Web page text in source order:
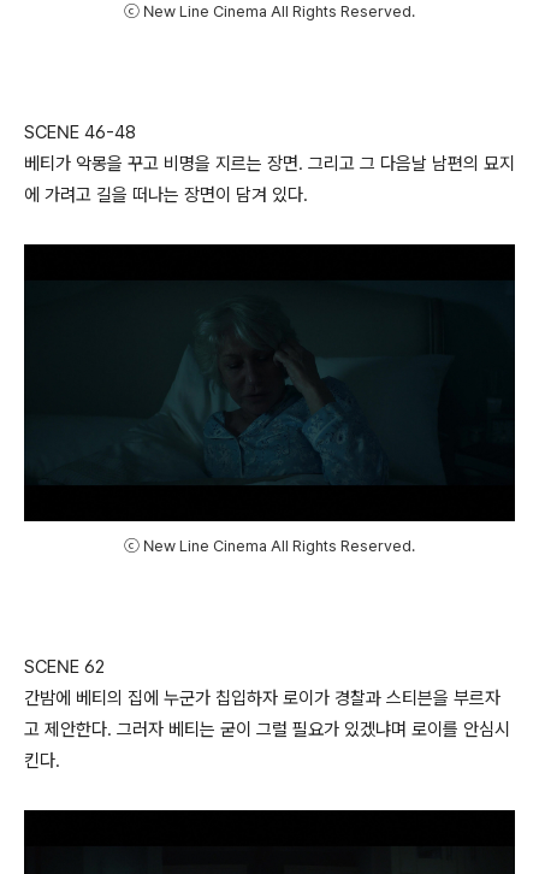
ⓒ New Line Cinema All Rights Reserved.
SCENE 46-48
베티가 악몽을 꾸고 비명을 지르는 장면. 그리고 그 다음날 남편의 묘지
에 가려고 길을 떠나는 장면이 담겨 있다.
ⓒ New Line Cinema All Rights Reserved.
SCENE 62
간밤에 베티의 집에 누군가 칩입하자 로이가 경찰과 스티븐을 부르자
고 제안한다. 그러자 베티는 굳이 그럴 필요가 있겠냐며 로이를 안심시
킨다.